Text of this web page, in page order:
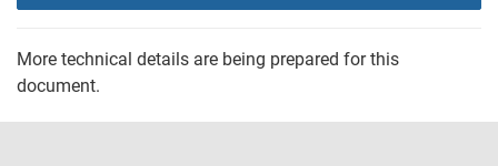
More technical details are being prepared for this
document.